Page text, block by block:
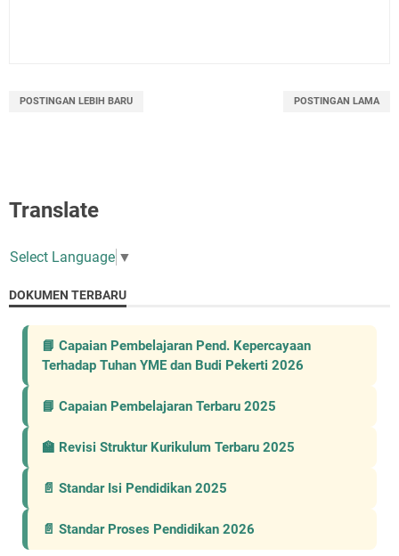
POSTINGAN LEBIH BARU POSTINGAN LAMA
Translate
Select Language ▼
DOKUMEN TERBARU
📘 Capaian Pembelajaran Pend. Kepercayaan
Terhadap Tuhan YME dan Budi Pekerti 2026
📘 Capaian Pembelajaran Terbaru 2025
🏫 Revisi Struktur Kurikulum Terbaru 2025
📄 Standar Isi Pendidikan 2025
📄 Standar Proses Pendidikan 2026